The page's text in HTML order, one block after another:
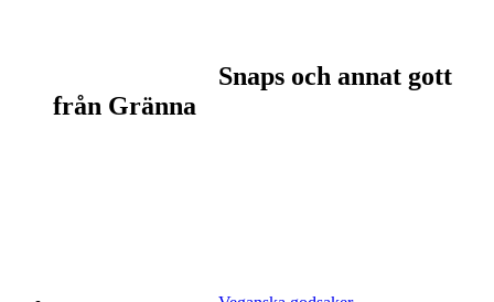
Snaps och annat gott
från Gränna